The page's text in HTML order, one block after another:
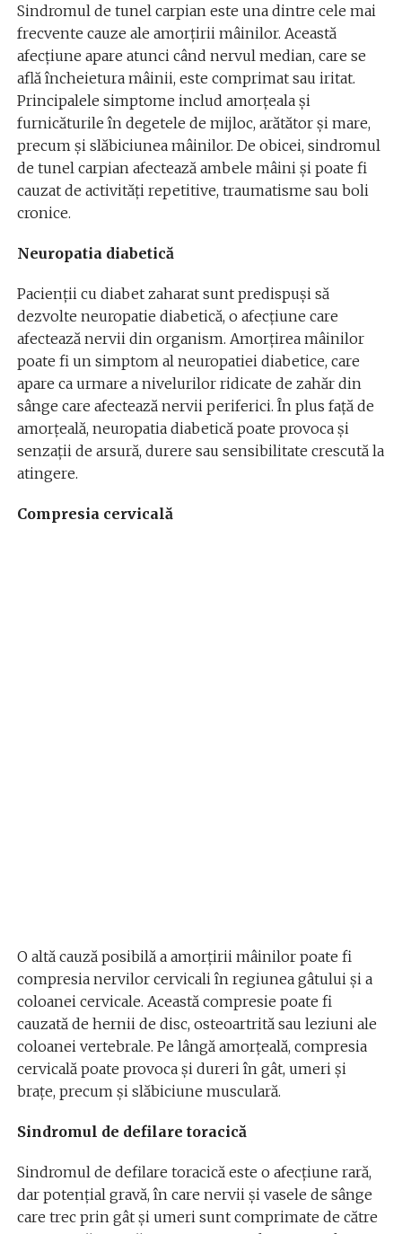
Sindromul de tunel carpian este una dintre cele mai
frecvente cauze ale amorțirii mâinilor. Această
afecțiune apare atunci când nervul median, care se
află încheietura mâinii, este comprimat sau iritat.
Principalele simptome includ amorțeala și
furnicăturile în degetele de mijloc, arătător și mare,
precum și slăbiciunea mâinilor. De obicei, sindromul
de tunel carpian afectează ambele mâini și poate fi
cauzat de activități repetitive, traumatisme sau boli
cronice.
Neuropatia diabetică
Pacienții cu diabet zaharat sunt predispuși să
dezvolte neuropatie diabetică, o afecțiune care
afectează nervii din organism. Amorțirea mâinilor
poate fi un simptom al neuropatiei diabetice, care
apare ca urmare a nivelurilor ridicate de zahăr din
sânge care afectează nervii periferici. În plus față de
amorțeală, neuropatia diabetică poate provoca și
senzații de arsură, durere sau sensibilitate crescută la
atingere.
Compresia cervicală
O altă cauză posibilă a amorțirii mâinilor poate fi
compresia nervilor cervicali în regiunea gâtului și a
coloanei cervicale. Această compresie poate fi
cauzată de hernii de disc, osteoartrită sau leziuni ale
coloanei vertebrale. Pe lângă amorțeală, compresia
cervicală poate provoca și dureri în gât, umeri și
brațe, precum și slăbiciune musculară.
Sindromul de defilare toracică
Sindromul de defilare toracică este o afecțiune rară,
dar potențial gravă, în care nervii și vasele de sânge
care trec prin gât și umeri sunt comprimate de către